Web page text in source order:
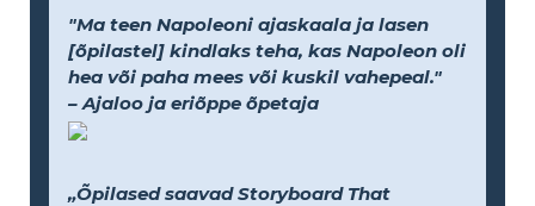
"Ma teen Napoleoni ajaskaala ja lasen
[õpilastel] kindlaks teha, kas Napoleon oli
hea või paha mees või kuskil vahepeal."
– Ajaloo ja eriõppe õpetaja
„Õpilased saavad Storyboard That